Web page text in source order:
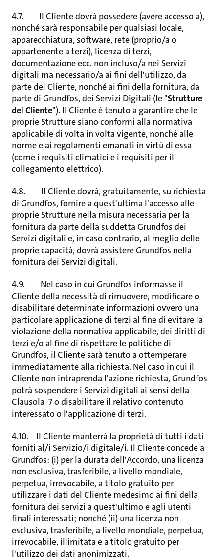
4.7. Il Cliente dovrà possedere (avere accesso a),
nonché sarà responsabile per qualsiasi locale,
apparecchiatura, software, rete (proprio/a o
appartenente a terzi), licenza di terzi,
documentazione ecc. non incluso/a nei Servizi
digitali ma necessario/a ai fini dell'utilizzo, da
parte del Cliente, nonché ai fini della fornitura, da
parte di Grundfos, dei Servizi Digitali (le "Strutture
del Cliente"). Il Cliente è tenuto a garantire che le
proprie Strutture siano conformi alla normativa
applicabile di volta in volta vigente, nonché alle
norme e ai regolamenti emanati in virtù di essa
(come i requisiti climatici e i requisiti per il
collegamento elettrico).
4.8. Il Cliente dovrà, gratuitamente, su richiesta
di Grundfos, fornire a quest'ultima l'accesso alle
proprie Strutture nella misura necessaria per la
fornitura da parte della suddetta Grundfos dei
Servizi digitali e, in caso contrario, al meglio delle
proprie capacità, dovrà assistere Grundfos nella
fornitura dei Servizi digitali.
4.9. Nel caso in cui Grundfos informasse il
Cliente della necessità di rimuovere, modificare o
disabilitare determinate informazioni ovvero una
particolare applicazione di terzi al fine di evitare la
violazione della normativa applicabile, dei diritti di
terzi e/o al fine di rispettare le politiche di
Grundfos, il Cliente sarà tenuto a ottemperare
immediatamente alla richiesta. Nel caso in cui il
Cliente non intraprenda l'azione richiesta, Grundfos
potrà sospendere i Servizi digitali ai sensi della
Clausola 7 o disabilitare il relativo contenuto
interessato o l'applicazione di terzi.
4.10. Il Cliente manterrà la proprietà di tutti i dati
forniti al/i Servizio/i digitale/i. Il Cliente concede a
Grundfos: (i) per la durata dell'Accordo, una licenza
non esclusiva, trasferibile, a livello mondiale,
perpetua, irrevocabile, a titolo gratuito per
utilizzare i dati del Cliente medesimo ai fini della
fornitura dei servizi a quest'ultimo e agli utenti
finali interessati; nonché (ii) una licenza non
esclusiva, trasferibile, a livello mondiale, perpetua,
irrevocabile, illimitata e a titolo gratuito per
l'utilizzo dei dati anonimizzati.